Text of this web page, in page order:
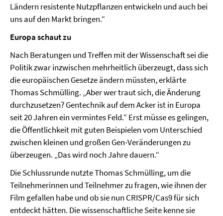
Ländern resistente Nutzpflanzen entwickeln und auch bei
uns auf den Markt bringen.“
Europa schaut zu
Nach Beratungen und Treffen mit der Wissenschaft sei die
Politik zwar inzwischen mehrheitlich überzeugt, dass sich
die europäischen Gesetze ändern müssten, erklärte
Thomas Schmülling. „Aber wer traut sich, die Änderung
durchzusetzen? Gentechnik auf dem Acker ist in Europa
seit 20 Jahren ein vermintes Feld.“ Erst müsse es gelingen,
die Öffentlichkeit mit guten Beispielen vom Unterschied
zwischen kleinen und großen Gen-Veränderungen zu
überzeugen. „Das wird noch Jahre dauern.“
Die Schlussrunde nutzte Thomas Schmülling, um die
Teilnehmerinnen und Teilnehmer zu fragen, wie ihnen der
Film gefallen habe und ob sie nun CRISPR/Cas9 für sich
entdeckt hätten. Die wissenschaftliche Seite kenne sie